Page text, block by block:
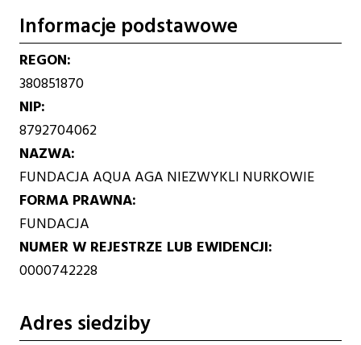
Informacje podstawowe
REGON
380851870
NIP
8792704062
NAZWA
FUNDACJA AQUA AGA NIEZWYKLI NURKOWIE
FORMA PRAWNA
FUNDACJA
NUMER W REJESTRZE LUB EWIDENCJI
0000742228
Adres siedziby